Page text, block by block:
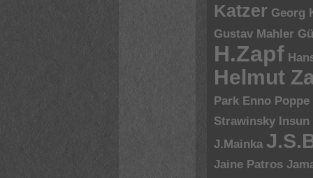
Katzer Georg
Gustav Mahler
H.Zapf
Helmut
Park Enno Poppe
Strawinsky
J.Mainka
Jaine Patros